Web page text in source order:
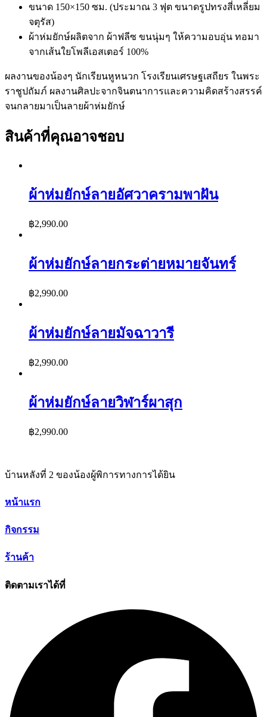
ขนาด 150×150 ซม. (ประมาณ 3 ฟุต ขนาดรูปทรงสี่เหลี่ยม
จตุรัส)
ผ้าห่มยักษ์ผลิตจาก ผ้าฟลีซ ขนนุ่มๆ ให้ความอบอุ่น ทอมา
จากเส้นใยโพลีเอสเตอร์ 100%
ผลงานของน้องๆ นักเรียนหูหนวก โรงเรียนเศรษฐเสถียร ในพระ
ราชูปถัมภ์ ผลงานศิลปะจากจินตนาการและความคิดสร้างสรรค์
จนกลายมาเป็นลายผ้าห่มยักษ์
สินค้าที่คุณอาจชอบ
ผ้าห่มยักษ์ลายอัศวาครามพาฝัน
฿2,990.00
ผ้าห่มยักษ์ลายกระต่ายหมายจันทร์
฿2,990.00
ผ้าห่มยักษ์ลายมัจฉาวารี
฿2,990.00
ผ้าห่มยักษ์ลายวิฬาร์ผาสุก
฿2,990.00
บ้านหลังที่ 2 ของน้องผู้พิการทางการได้ยิน
หน้าแรก
กิจกรรม
ร้านค้า
ติดตามเราได้ที่